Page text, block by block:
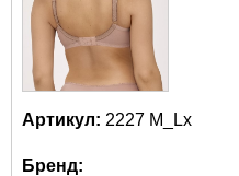
Артикул: 2227 M_Lx
Бренд: